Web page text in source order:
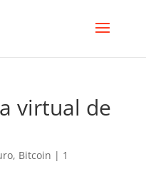
virtual de
, Bitcoin | 1